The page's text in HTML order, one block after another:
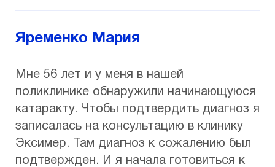
Яременко Мария
Мне 56 лет и у меня в нашей
поликлинике обнаружили начинающуюся
катаракту. Чтобы подтвердить диагноз я
записалась на консультацию в клинику
Эксимер. Там диагноз к сожалению был
подтвержден. И я начала готовиться к